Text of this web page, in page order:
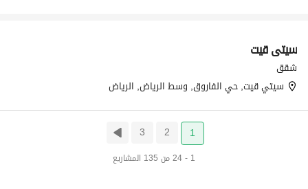
تسويق بواسطة
سيتي قيت
شقق
سيتي قيت, حي الفاروق, وسط الرياض, الرياض
1
2
3
1 - 24 من 135 المشاريع